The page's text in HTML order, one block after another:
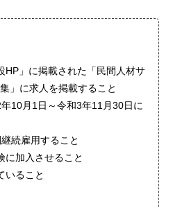
HP」に掲載された「民間人材サ
」に求人を掲載すること
10月1日～令和3年11月30日に
続雇用すること
に加入させること
いること